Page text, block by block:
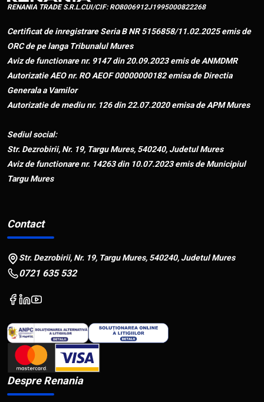
RENANIA TRADE S.R.L.CUI/CIF: RO8006912J1995000822268
Certificat de inregistrare Seria B NR 5156858/11.02.2025 emis de
ORC de pe langa Tribunalul Mures
Aviz de functionare nr. 9147 din 20.09.2023 emis de ANMDMR
Autorizatie AEO nr. RO AEOF 00000000182 emisa de Directia
Generala a Vamilor
Autorizatie de mediu nr. 126 din 22.07.2020 emisa de APM Mures
Sediul social:
Str. Dezrobirii, Nr. 19, Targu Mures, 540240, Judetul Mures
Aviz de functionare nr. 14263 din 10.07.2023 emis de Municipiul
Targu Mures
Contact
Str. Dezrobirii, Nr. 19, Targu Mures, 540240, Judetul Mures
0721 635 532
Despre Renania